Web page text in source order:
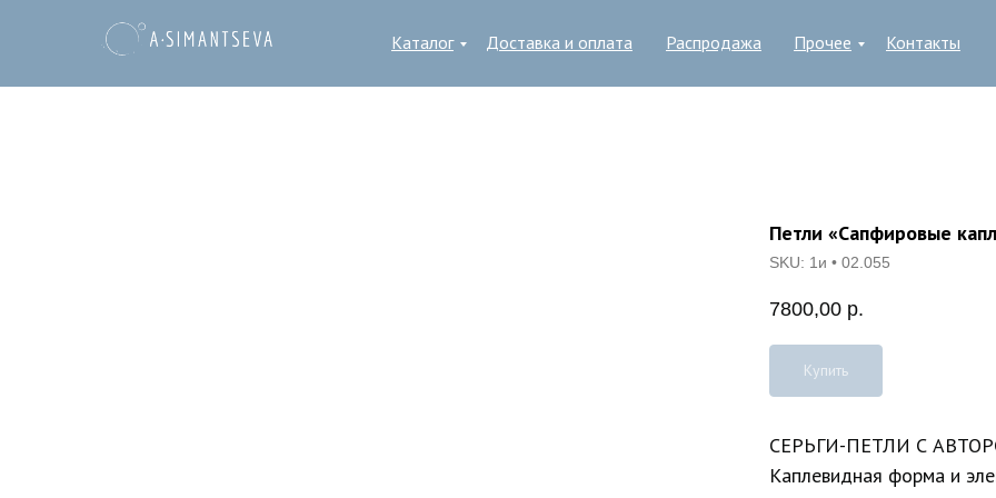
Каталог Контакты
Доставка и оплата Прочее
Распродажа
Петли «Сапфировые
SKU: 1и • 02.055
7800,00 р.
Купить
СЕРЬГИ-ПЕТЛИ С
Каплевидная форма и